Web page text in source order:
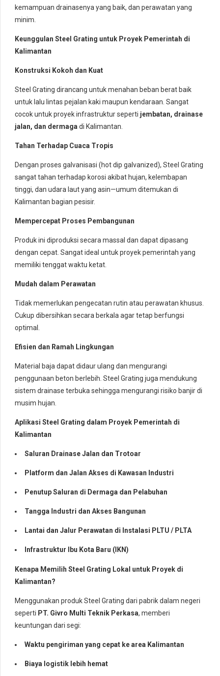
kemampuan drainasenya yang baik, dan perawatan yang
minim.
Keunggulan Steel Grating untuk Proyek Pemerintah di
Kalimantan
Konstruksi Kokoh dan Kuat
Steel Grating dirancang untuk menahan beban berat baik
untuk lalu lintas pejalan kaki maupun kendaraan. Sangat
cocok untuk proyek infrastruktur seperti jembatan, drainase
jalan, dan dermagadi Kalimantan.
Tahan Terhadap Cuaca Tropis
Dengan proses galvanisasi (hot dip galvanized), Steel Grating
sangat tahan terhadap korosi akibat hujan, kelembapan
tinggi, dan udara laut yang asin—umum ditemukan di
Kalimantan bagian pesisir.
Mempercepat Proses Pembangunan
Produk ini diproduksi secara massal dan dapat dipasang
dengan cepat. Sangat ideal untuk proyek pemerintah yang
memiliki tenggat waktu ketat.
Mudah dalam Perawatan
Tidak memerlukan pengecatan rutin atau perawatan khusus.
Cukup dibersihkan secara berkala agar tetap berfungsi
optimal.
Efisien dan Ramah Lingkungan
Material baja dapat didaur ulang dan mengurangi
penggunaan beton berlebih. Steel Grating juga mendukung
sistem drainase terbuka sehingga mengurangi risiko banjir di
musim hujan.
Aplikasi Steel Grating dalam Proyek Pemerintah di
Kalimantan
Saluran Drainase Jalan dan Trotoar
Platform dan Jalan Akses di Kawasan Industri
Penutup Saluran di Dermaga dan Pelabuhan
Tangga Industri dan Akses Bangunan
Lantai dan Jalur Perawatan di Instalasi PLTU / PLTA
Infrastruktur Ibu Kota Baru (IKN)
Kenapa Memilih Steel Grating Lokal untuk Proyek di
Kalimantan?
Menggunakan produk Steel Grating dari pabrik dalam negeri
seperti PT. Givro Multi Teknik Perkasa, memberi
keuntungan dari segi:
Waktu pengiriman yang cepat ke area Kalimantan
Biaya logistik lebih hemat